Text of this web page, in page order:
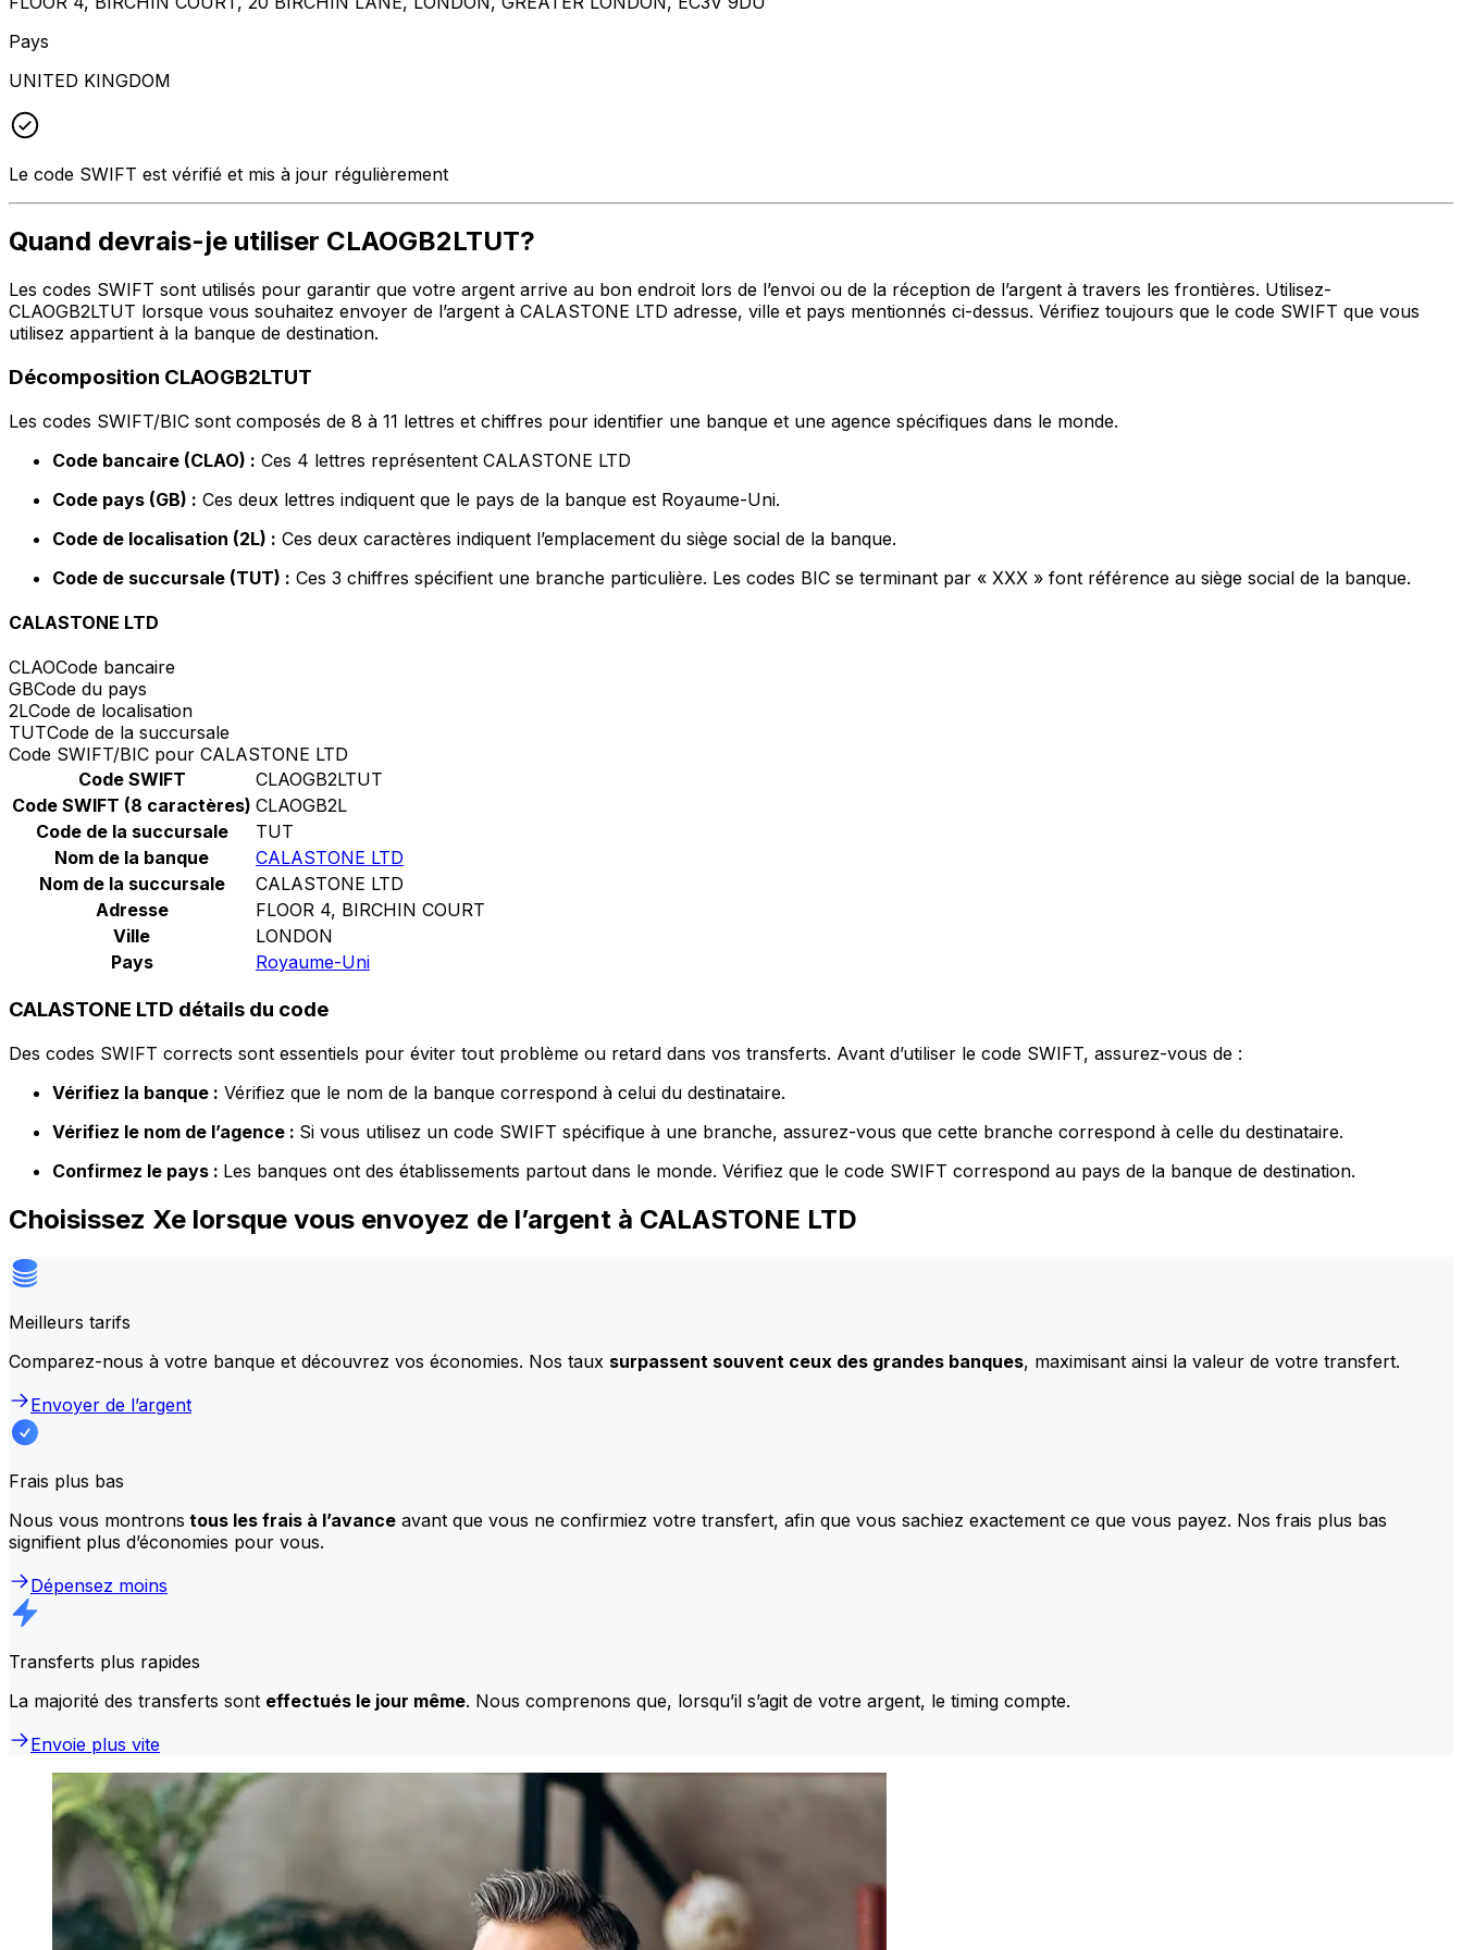
Pays
UNITED KINGDOM
Le code SWIFT est vérifié et mis à jour régulièrement
Quand devrais-je utiliser CLAOGB2LTUT?
Les codes SWIFT sont utilisés pour garantir que votre argent arrive au bon endroit lors de l’envoi ou de la réception de l’argent à travers les frontières. Utilisez-
CLAOGB2LTUT lorsque vous souhaitez envoyer de l’argent à CALASTONE LTD adresse, ville et pays mentionnés ci-dessus. Vérifiez toujours que le code SWIFT que vous
utilisez appartient à la banque de destination.
Décomposition CLAOGB2LTUT
Les codes SWIFT/BIC sont composés de 8 à 11 lettres et chiffres pour identifier une banque et une agence spécifiques dans le monde.
Code bancaire (CLAO) : Ces 4 lettres représentent CALASTONE LTD
Code pays (GB) : Ces deux lettres indiquent que le pays de la banque est Royaume-Uni.
Code de localisation (2L) : Ces deux caractères indiquent l’emplacement du siège social de la banque.
Code de succursale (TUT) : Ces 3 chiffres spécifient une branche particulière. Les codes BIC se terminant par « XXX » font référence au siège social de la banque.
CALASTONE LTD
CLAOCode bancaire
GBCode du pays
2LCode de localisation
TUTCode de la succursale
Code SWIFT/BIC pour CALASTONE LTD
Code SWIFT
CLAOGB2LTUT
Code SWIFT (8 caractères) CLAOGB2L
Code de la succursale
TUT
Nom de la banque
CALASTONE LTD
Nom de la succursale
CALASTONE LTD
Adresse
FLOOR 4, BIRCHIN COURT
Ville
LONDON
Pays
Royaume-Uni
CALASTONE LTD détails du code
Des codes SWIFT corrects sont essentiels pour éviter tout problème ou retard dans vos transferts. Avant d’utiliser le code SWIFT, assurez-vous de :
Vérifiez la banque : Vérifiez que le nom de la banque correspond à celui du destinataire.
Vérifiez le nom de l’agence : Si vous utilisez un code SWIFT spécifique à une branche, assurez-vous que cette branche correspond à celle du destinataire.
Confirmez le pays : Les banques ont des établissements partout dans le monde. Vérifiez que le code SWIFT correspond au pays de la banque de destination.
Choisissez Xe lorsque vous envoyez de l’argent à CALASTONE LTD
Meilleurs tarifs
Comparez-nous à votre banque et découvrez vos économies. Nos taux surpassent souvent ceux des grandes banques, maximisant ainsi la valeur de votre transfert.
Envoyer de l’argent
Frais plus bas
Nous vous montrons tous les frais à l’avance avant que vous ne confirmiez votre transfert, afin que vous sachiez exactement ce que vous payez. Nos frais plus bas
signifient plus d’économies pour vous.
Dépensez moins
Transferts plus rapides
La majorité des transferts sont effectués le jour même. Nous comprenons que, lorsqu’il s’agit de votre argent, le timing compte.
Envoie plus vite